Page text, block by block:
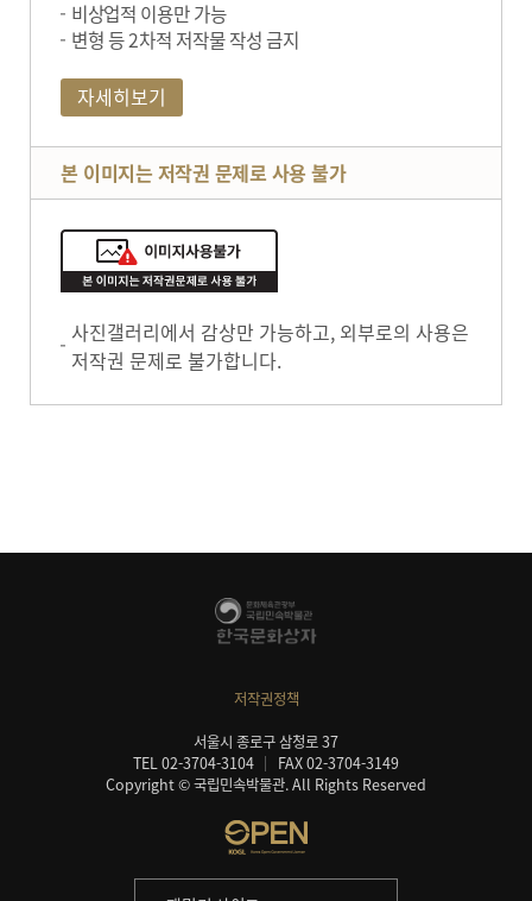
비상업적 이용만 가능
변형 등 2차적 저작물 작성 금지
자세히보기
본 이미지는 저작권 문제로 사용 불가
사진갤러리에서 감상만 가능하고, 외부로의 사용은
저작권 문제로 불가합니다.
저작권정책
서울시 종로구 삼청로 37
TEL 02-3704-3104
FAX 02-3704-3149
Copyright © 국립민속박물관. All Rights Reserved